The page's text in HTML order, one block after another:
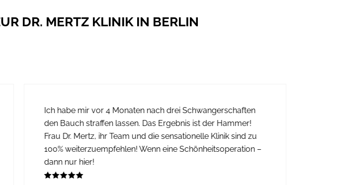
DR. MERTZ KLINIK IN BERLIN
Ich habe mir vor 4 Monaten nach drei Schwangerschaften
den Bauch straffen lassen. Das Ergebnis ist der Hammer!
Frau Dr. Mertz, ihr Team und die sensationelle Klinik sind zu
100% weiterzuempfehlen! Wenn eine Schönheitsoperation –
dann nur hier!